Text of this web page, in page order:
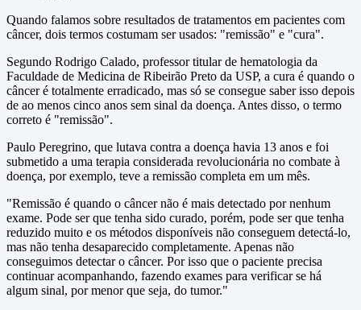
Quando falamos sobre resultados de tratamentos em pacientes com
câncer, dois termos costumam ser usados: "remissão" e "cura".
Segundo Rodrigo Calado, professor titular de hematologia da
Faculdade de Medicina de Ribeirão Preto da USP, a cura é quando o
câncer é totalmente erradicado, mas só se consegue saber isso depois
de ao menos cinco anos sem sinal da doença. Antes disso, o termo
correto é "remissão".
Paulo Peregrino, que lutava contra a doença havia 13 anos e foi
submetido a uma terapia considerada revolucionária no combate à
doença, por exemplo, teve a remissão completa em um mês.
"Remissão é quando o câncer não é mais detectado por nenhum
exame. Pode ser que tenha sido curado, porém, pode ser que tenha
reduzido muito e os métodos disponíveis não conseguem detectá-lo,
mas não tenha desaparecido completamente. Apenas não
conseguimos detectar o câncer. Por isso que o paciente precisa
continuar acompanhando, fazendo exames para verificar se há
algum sinal, por menor que seja, do tumor."